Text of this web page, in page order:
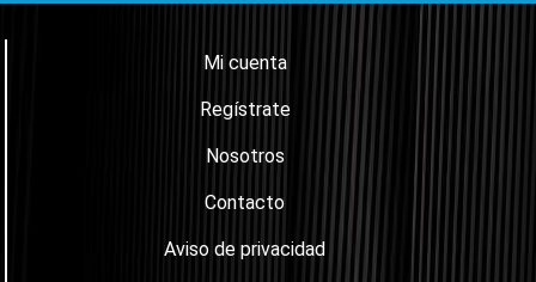
Mi cuenta
Regístrate
Nosotros
Contacto
Aviso de privacidad